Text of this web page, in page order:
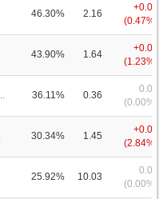
46.30% 2.16
+0.01
(0.47%)
43.90% 1.64
+0.02
(1.23%)
36.11% 0.36
0.00
(0.00%)
30.34% 1.45
+0.04
(2.84%)
25.92% 10.03
0.00
(0.00%)